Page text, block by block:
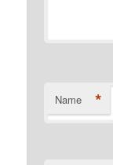
Name *